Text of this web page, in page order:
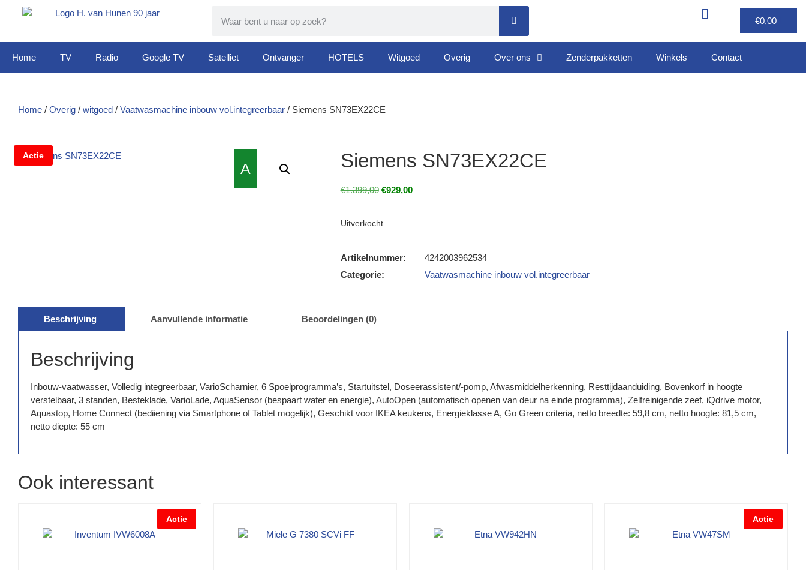
€0,00
Home TV Radio Google TV Satelliet Ontvanger HOTELS Witgoed Overig Over ons Zenderpakketten Winkels Contact
Home / Overig / witgoed / Vaatwasmachine inbouw vol.integreerbaar / Siemens SN73EX22CE
Actie
A Siemens SN73EX22CE
€1.399,00 €929,00
Uitverkocht
Artikelnummer:
4242003962534
Categorie:
Vaatwasmachine inbouw vol.integreerbaar
Beschrijving Aanvullende informatie Beoordelingen (0)
Beschrijving
Inbouw-vaatwasser, Volledig integreerbaar, VarioScharnier, 6 Spoelprogramma’s, Startuitstel, Doseerassistent/-pomp, Afwasmiddelherkenning, Resttijdaanduiding, Bovenkorf in hoogte
verstelbaar, 3 standen, Besteklade, VarioLade, AquaSensor (bespaart water en energie), AutoOpen (automatisch openen van deur na einde programma), Zelfreinigende zeef, iQdrive motor,
Aquastop, Home Connect (bediiening via Smartphone of Tablet mogelijk), Geschikt voor IKEA keukens, Energieklasse A, Go Green criteria, netto breedte: 59,8 cm, netto hoogte: 81,5 cm,
netto diepte: 55 cm
Ook interessant
Actie Actie